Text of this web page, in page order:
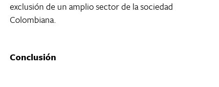
exclusión de un amplio sector de la sociedad
Colombiana.
Conclusión